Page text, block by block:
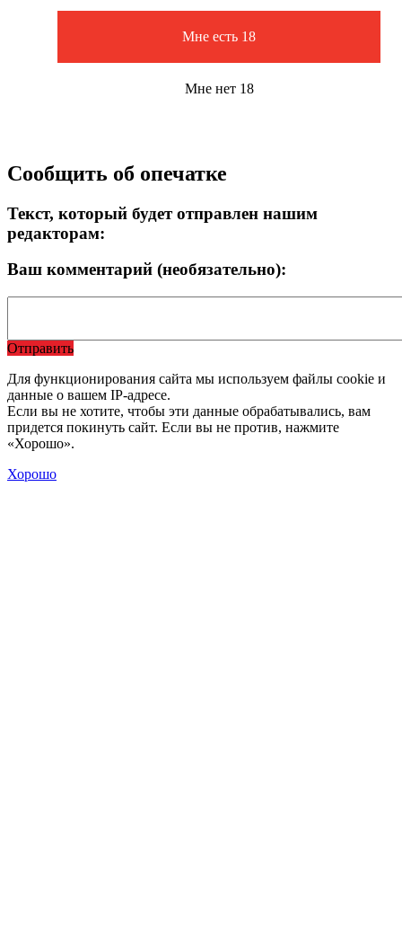
Мне есть 18
Мне нет 18
Сообщить об опечатке
Текст, который будет отправлен нашим
редакторам:
Ваш комментарий (необязательно):
Отправить
Для функционирования сайта мы используем файлы cookie и
данные о вашем IP-адресе.
Если вы не хотите, чтобы эти данные обрабатывались, вам
придется покинуть сайт. Если вы не против, нажмите
«Хорошо».
Хорошо